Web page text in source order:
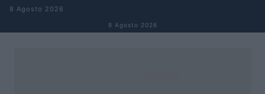
Salta al contenuto
8 Agosto 2026
8 Agosto 2026